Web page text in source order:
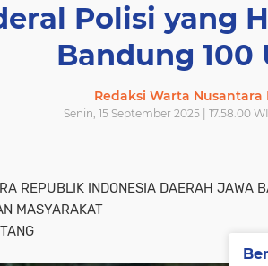
Polisi yang
Bandung 100
Redaksi Warta Nusantara
Senin, 15 September 2025 | 17.58.00
REPUBLIK INDONESIA DAERAH JAWA
MASYARAKAT